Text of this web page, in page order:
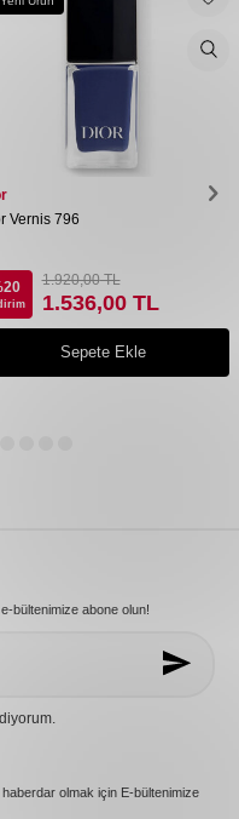
Vernis 796
20 1.920,00TL
1.536,00TL
Sepete Ekle
bültenimize abone olun!
olmak için E-bültenimize